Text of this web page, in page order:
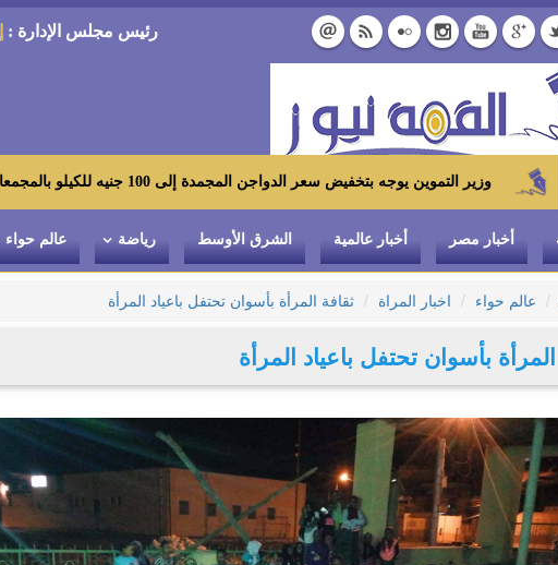
رئيس مجلس الإدارة :
يوجه بتخفيض سعر الدواجن المجمدة إلى 100 جنيه للكيلو بالمجمعات الاستهلاكية ومعارض «أهلاً رمضان»
أخبار مصر أخبار عالمية الشرق الأوسط رياضة عالم حواء
عالم حواء اخبار المراة ثقافة المرأة بأسوان تحتفل باعياد المرأة
بأسوان تحتفل باعياد المرأة